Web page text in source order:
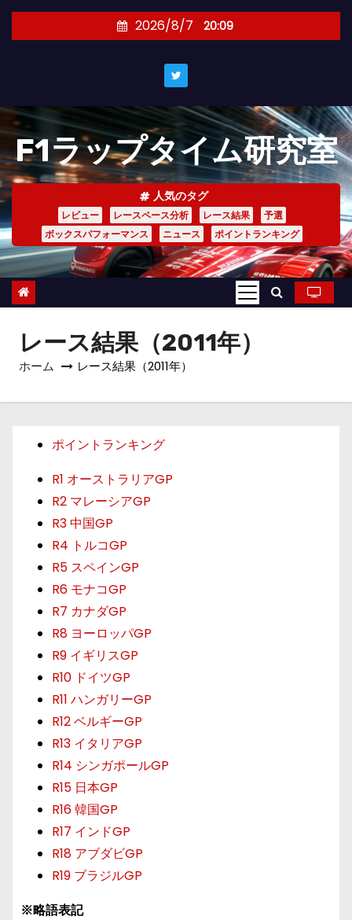
キ
ッ
プ
2026/8/7 20:09
F1ラップタイム研究室
人気のタグ
レビュー レースペース分析 レース結果
予選
ボックスパフォーマンス
ニュース ポイントランキング
レース結果（2011年）
ホーム レース結果（2011年）
ポイントランキング
R1 オーストラリアGP
R2 マレーシアGP
R3 中国GP
R4 トルコGP
R5 スペインGP
R6 モナコGP
R7 カナダGP
R8 ヨーロッパGP
R9 イギリスGP
R10 ドイツGP
R11 ハンガリーGP
R12 ベルギーGP
R13 イタリアGP
R14 シンガポールGP
R15 日本GP
R16 韓国GP
R17 インドGP
R18 アブダビGP
R19 ブラジルGP
※略語表記